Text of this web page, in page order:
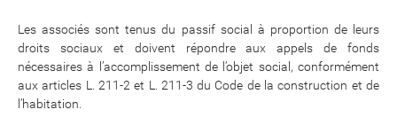
Les associés sont tenus du passif social à proportion de leurs
droits sociaux et doivent répondre aux appels de fonds
nécessaires à l’accomplissement de l’objet social, conformément
aux articles L. 211-2 et L. 211-3 du Code de la construction et de
l’habitation.